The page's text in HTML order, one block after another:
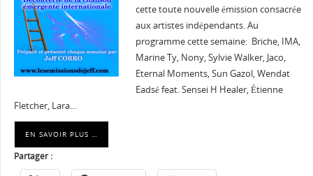
cette toute nouvelle émission consacrée
aux artistes indépendants. Au
programme cette semaine: Briche, IMA,
Marine Ty, Nony, Sylvie Walker, Jaco,
Eternal Moments, Sun Gazol, Wendat
Eadsé feat. Sensei H Healer, Étienne
Fletcher, Lara…
EN SAVOIR PLUS …
Partager :